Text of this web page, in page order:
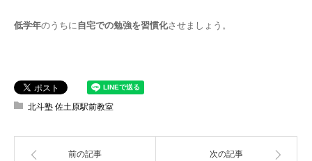
低学年のうちに 自宅での勉強を習慣化させましょう。
北斗塾 佐土原駅前教室
前の記事 次の記事